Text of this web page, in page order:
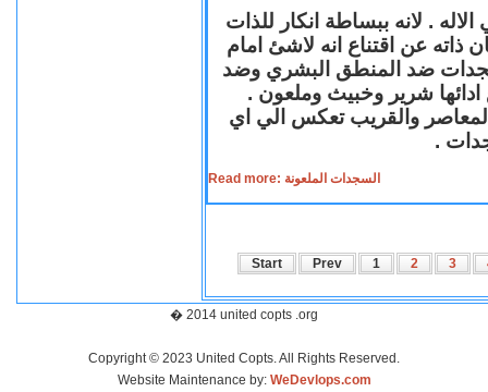
. لانه ببساطة انكار للذات
ذاته عن اقتناع انه لاشئ امام
ضد المنطق البشري وضد
ادائها شرير وخبيث وملعون .
المعاصر والقريب تعكس الي اي
.
Read more: السجدات الملعونة
Start Prev 1 2 3
� 2014 united copts .org
Copyright © 2023 United Copts. All Rights Reserved.
Website Maintenance by: WeDevlops.com